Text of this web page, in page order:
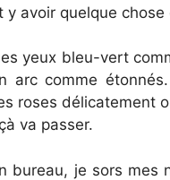
y avoir quelque
yeux bleu-vert
arc comme
roses délicatement
va passer.
bureau, je sors mes